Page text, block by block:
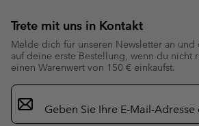
Trete mit uns in Kontakt
Melde dich für unseren Newsletter an und
auf deine erste Bestellung, wenn du nicht
einen Warenwert von 150 € einkaufst.
Newsletter-
Anmeldung